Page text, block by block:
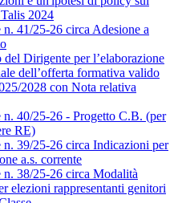
2024
41/25-26 circa Adesione a
Dirigente per l’elaborazione
dell’offerta formativa valido
2028 con Nota relativa
n. 40/25-26 - Progetto C.B. (per
RE)
n. 39/25-26 circa Indicazioni per
a.s. corrente
n. 38/25-26 circa Modalità
elezioni rappresentanti genitori